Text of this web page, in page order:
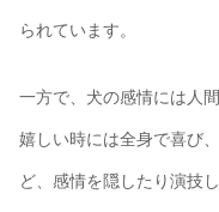
られています。
一方で、犬の感情には人
嬉しい時には全身で喜び
ど、感情を隠したり演技